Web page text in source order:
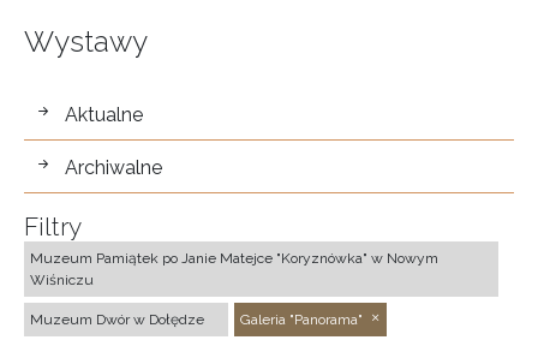
Wystawy
wystawy
Aktualne
Archiwalne
Filtry
Muzeum Pamiątek po Janie Matejce "Koryznówka" w Nowym
Wiśniczu
Muzeum Dwór w Dołędze Galeria "Panorama"